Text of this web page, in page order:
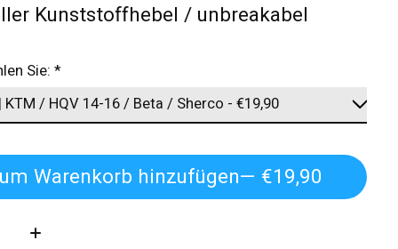
Kunststoffhebel / unbreakabel
Sie:*
Warenkorb hinzufügen
— €19,90